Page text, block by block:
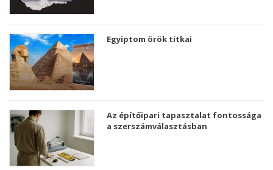
Egyiptom örök titkai
Az építőipari tapasztalat fontossága
a szerszámválasztásban